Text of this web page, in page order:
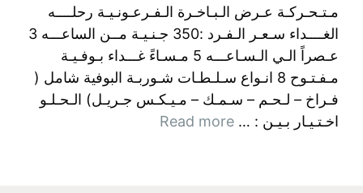
مـتـحـركـة عـرض الـبـاخـرة الـفـرعـونـيـة رحلــــه
الغــــداء سـعـر الـفـرد :350 جـنـيـة مــن الساعـــه 3
عـصراً الـي الـسـاعـــه 5 مـسـاءً غـــداء بـوفـيـة
مـفـتـوح 8 انـواع سـلـطـات شـوربـة البوفية شامل (
فـراخ – لـحـم – سـمـك – مـيـكـس جـريـل) الـحـلـو
اخـتـيـار بـيـن : … Read more